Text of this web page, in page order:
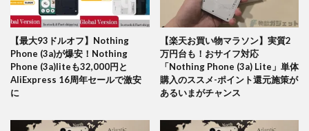
【最大93ドルオフ】Nothing
Phone (3a)が爆安！Nothing
Phone (3a)liteも32,000円と
AliExpress 16周年セールで激安
に
【楽天お買い物マラソン】実質2
万円台も！おサイフ対応
「Nothing Phone (3a) Lite」単体
購入のススメ-ポイント還元施策が
あるいまがチャンス